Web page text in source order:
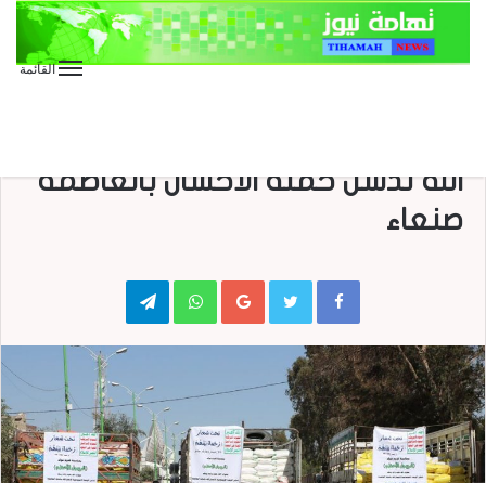
القائمة
الله تدشن حملة الاحسان بالعاصمة
صنعاء
Google+
WhatsApp
Telegram